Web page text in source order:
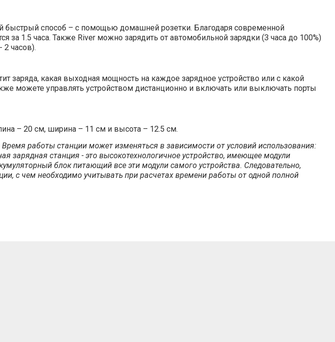
быстрый способ – с помощью домашней розетки. Благодаря современной
за 1.5 часа. Также River можно зарядить от автомобильной зарядки (3 часа до 100%)
часов).
заряда, какая выходная мощность на каждое зарядное устройство или с какой
можете управлять устройством дистанционно и включать или выключать порты
– 20 см, ширина – 11 см и высота – 12.5 см.
работы станции может изменяться в зависимости от условий использования:
зарядная станция - это высокотехнологичное устройство, имеющее модули
блок питающий все эти модули самого устройства. Следовательно,
с чем необходимо учитывать при расчетах времени работы от одной полной